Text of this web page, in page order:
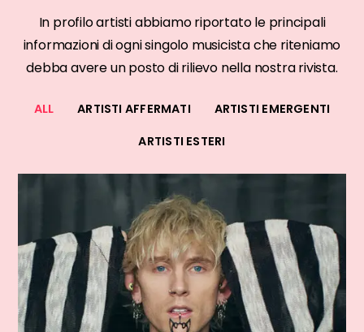
In profilo artisti abbiamo riportato le principali
informazioni di ogni singolo musicista che riteniamo
debba avere un posto di rilievo nella nostra rivista.
ALL ARTISTI AFFERMATI ARTISTI EMERGENTI
ARTISTI ESTERI